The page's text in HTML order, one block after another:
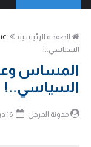
الصفحة الرئيسية
السياسي..!
المساس
السياسي..!
مدونة المرجل